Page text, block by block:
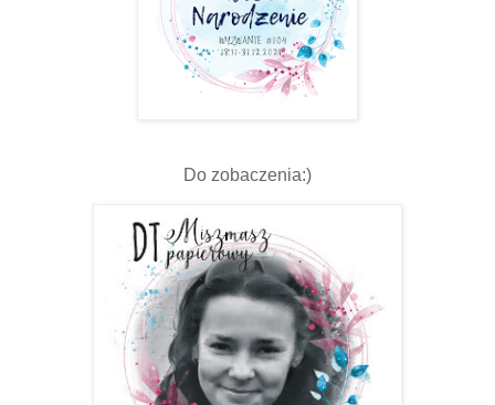
Do zobaczenia:)